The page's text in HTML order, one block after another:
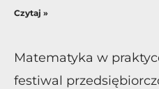
Czytaj »
Matematyka w
festiwal